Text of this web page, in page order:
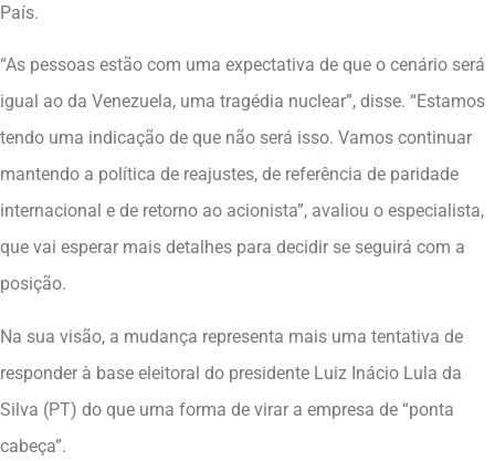
País.
“As pessoas estão com uma expectativa de que o cenário será
igual ao da Venezuela, uma tragédia nuclear”, disse. “Estamos
tendo uma indicação de que não será isso. Vamos continuar
mantendo a política de reajustes, de referência de paridade
internacional e de retorno ao acionista”, avaliou o especialista,
que vai esperar mais detalhes para decidir se seguirá com a
posição.
Na sua visão, a mudança representa mais uma tentativa de
responder à base eleitoral do presidente Luiz Inácio Lula da
Silva (PT) do que uma forma de virar a empresa de “ponta
cabeça”.